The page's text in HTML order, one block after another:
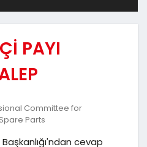
PAYI
Committee for
Parts
cevap